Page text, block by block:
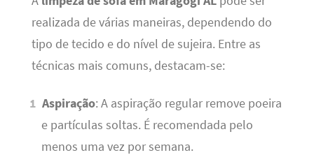
realizada de várias maneiras, dependendo do
tipo de tecido e do nível de sujeira. Entre as
técnicas mais comuns, destacam-se:
Aspiração: A aspiração regular remove poeira
e partículas soltas. É recomendada pelo
menos uma vez por semana.